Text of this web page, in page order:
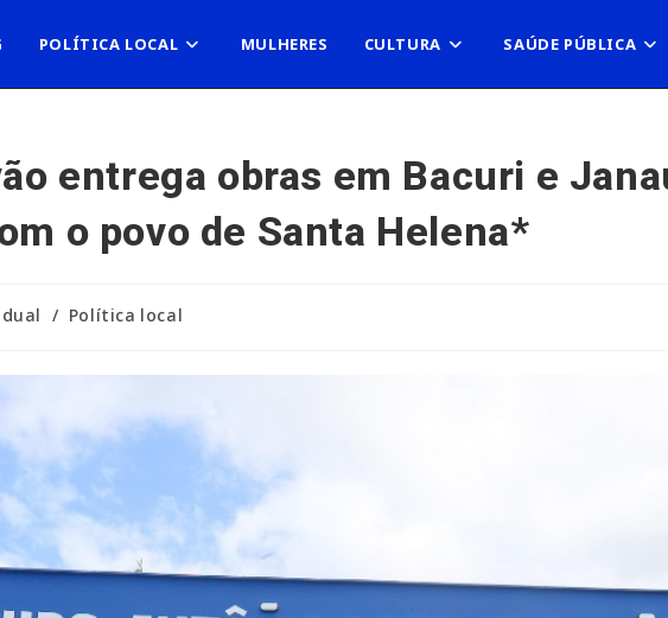
POLÍTICA LOCAL MULHERES CULTURA SAÚDE PÚBLICA
entrega obras em Bacuri e
o povo de Santa Helena*
/ Política local